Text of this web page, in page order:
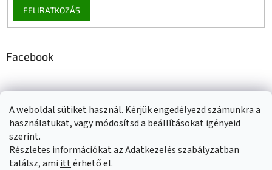
A weboldal sütiket használ. Kérjük engedélyezd számunkra a
használatukat, vagy módosítsd a beállításokat igényeid
szerint.
Részletes információkat az Adatkezelés szabályzatban
találsz, ami ittérhető el.
FELIRATKOZÁS
Facebook
Adatkezelési tájékoztató Elérhetőségeink Impresszum
Üzleti feltételek (ÁSZF) Jótállási tájékoztató